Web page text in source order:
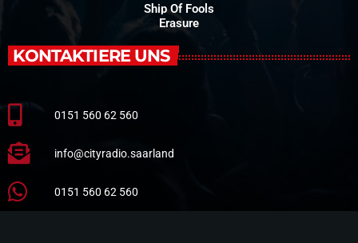
Ship Of Fools
Erasure
KONTAKTIERE UNS
0151 560 62 560
info@cityradio.saarland
0151 560 62 560